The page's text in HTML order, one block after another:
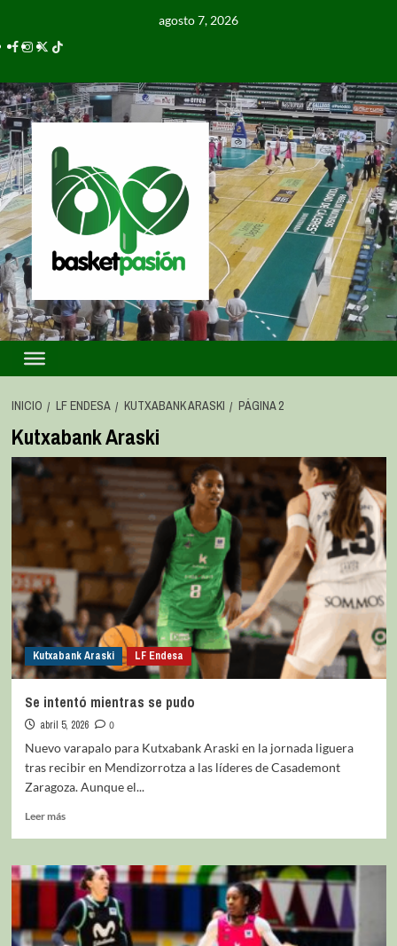
agosto 7, 2026
INICIO LF ENDESA KUTXABANK ARASKI PÁGINA 2
Kutxabank Araski
Kutxabank Araski LF Endesa
Se intentó mientras se pudo
abril 5, 2026
0
Nuevo varapalo para Kutxabank Araski en la jornada liguera
tras recibir en Mendizorrotza a las líderes de Casademont
Zaragoza. Aunque el...
Leer más